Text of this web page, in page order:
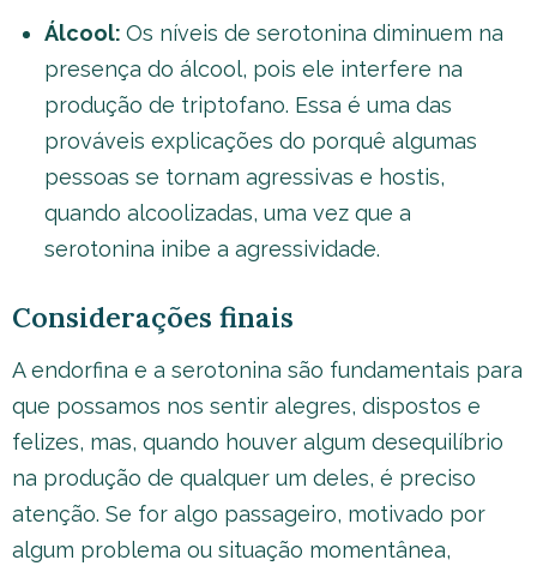
Álcool: Os níveis de serotonina diminuem na
presença do álcool, pois ele interfere na
produção de triptofano. Essa é uma das
prováveis explicações do porquê algumas
pessoas se tornam agressivas e hostis,
quando alcoolizadas, uma vez que a
serotonina inibe a agressividade.
Considerações finais
A endorfina e a serotonina são fundamentais para
que possamos nos sentir alegres, dispostos e
felizes, mas, quando houver algum desequilíbrio
na produção de qualquer um deles, é preciso
atenção. Se for algo passageiro, motivado por
algum problema ou situação momentânea,